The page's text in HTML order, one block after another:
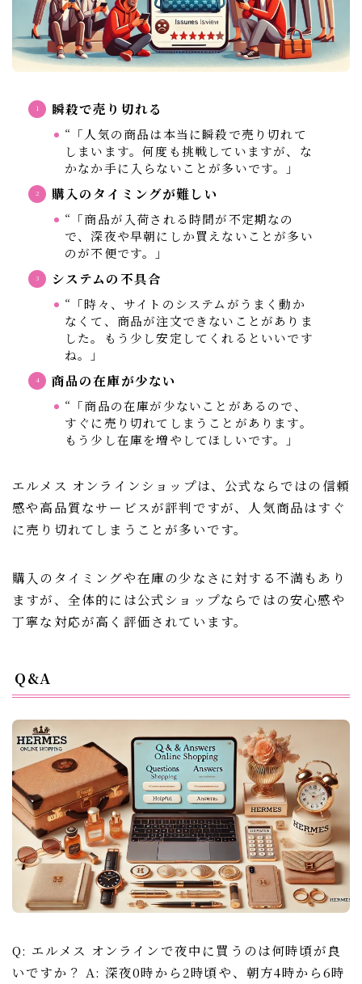
瞬殺で売り切れる
“「人気の商品は本当に瞬殺で売り切れて
しまいます。何度も挑戦していますが、な
かなか手に入らないことが多いです。」
購入のタイミングが難しい
“「商品が入荷される時間が不定期なの
で、深夜や早朝にしか買えないことが多い
のが不便です。」
システムの不具合
“「時々、サイトのシステムがうまく動か
なくて、商品が注文できないことがありま
した。もう少し安定してくれるといいです
ね。」
商品の在庫が少ない
“「商品の在庫が少ないことがあるので、
すぐに売り切れてしまうことがあります。
もう少し在庫を増やしてほしいです。」
エルメス オンラインショップは、公式ならではの信頼
感や高品質なサービスが評判ですが、人気商品はすぐ
に売り切れてしまうことが多いです。
購入のタイミングや在庫の少なさに対する不満もあり
ますが、全体的には公式ショップならではの安心感や
丁寧な対応が高く評価されています。
Q&A
Q: エルメス オンラインで夜中に買うのは何時頃が良
いですか？ A: 深夜0時から2時頃や、朝方4時から6時